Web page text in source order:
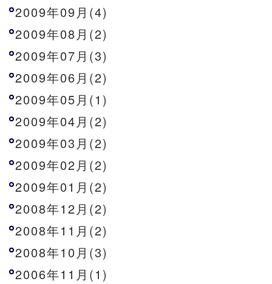
2009年09月(4)
2009年08月(2)
2009年07月(3)
2009年06月(2)
2009年05月(1)
2009年04月(2)
2009年03月(2)
2009年02月(2)
2009年01月(2)
2008年12月(2)
2008年11月(2)
2008年10月(3)
2006年11月(1)